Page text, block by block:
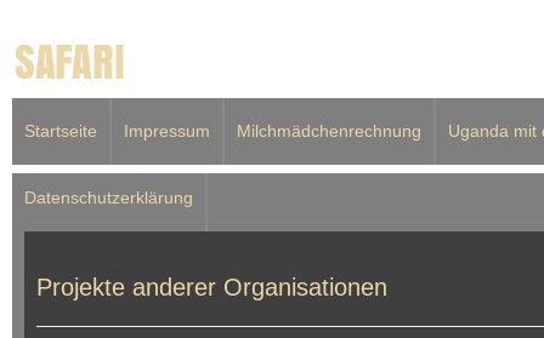
Startseite Impressum Milchmädchenrechnung Uganda mit
Datenschutzerklärung
Projekte anderer Organisationen